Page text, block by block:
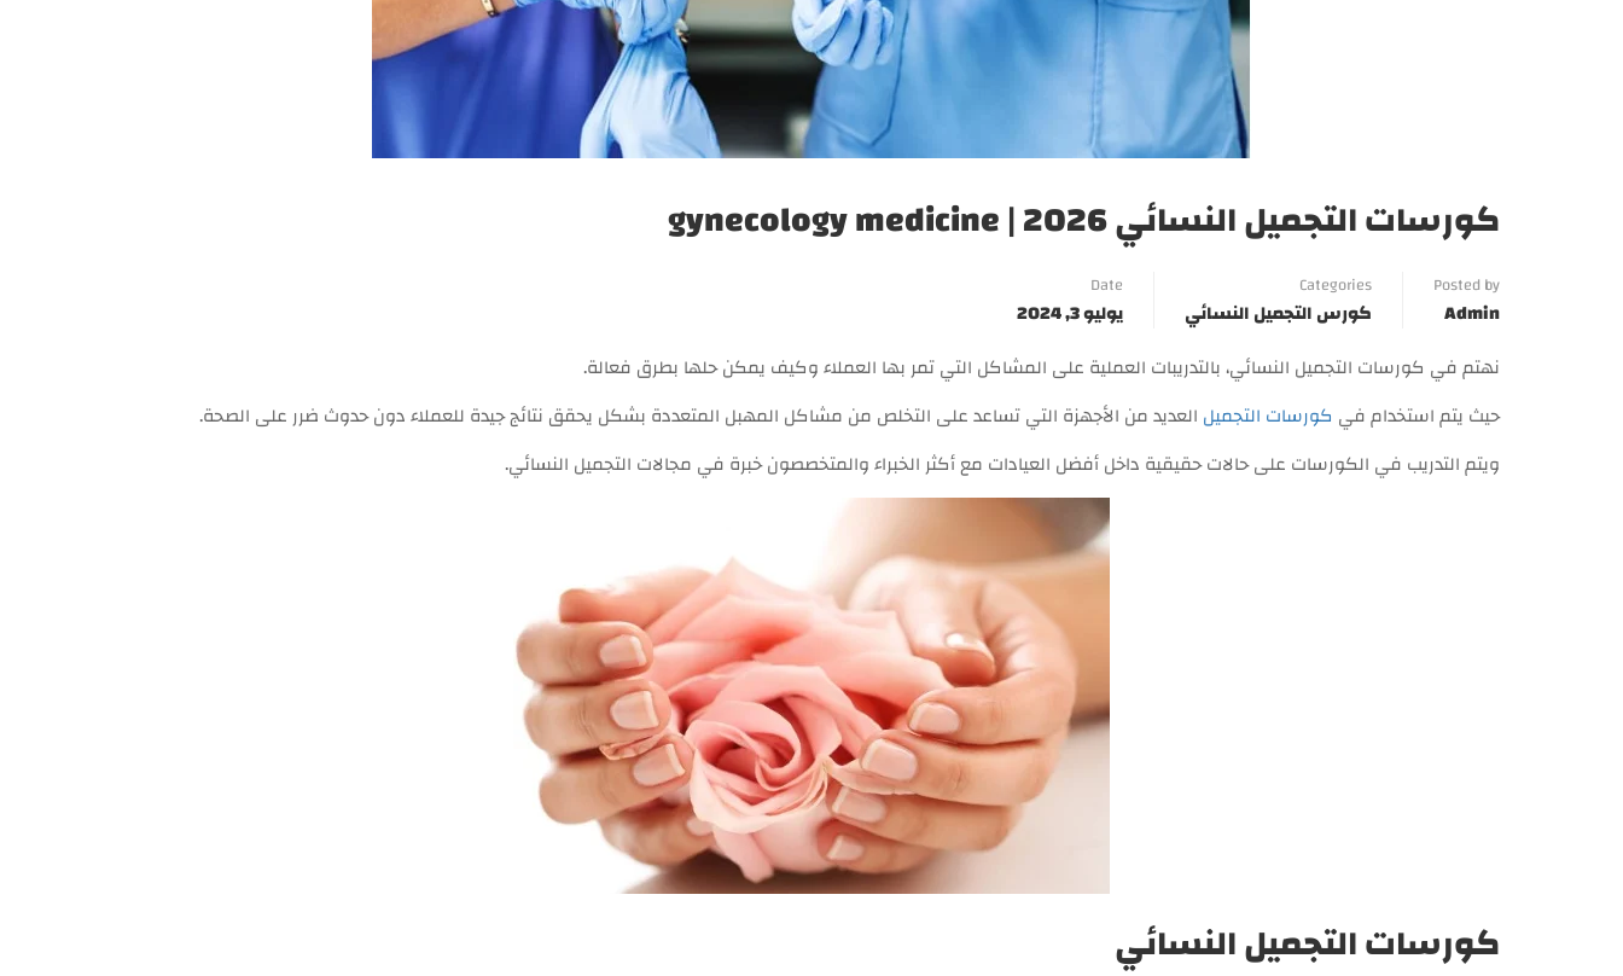
كورسات التجميل النسائي 2026 | gynecology medicine
Posted by
Admin
Categories
كورس التجميل النسائي
Date
يوليو 3, 2024
نهتم في كورسات التجميل النسائي، بالتدريبات العملية على المشاكل التي تمر بها العملاء وكيف يمكن حلها بطرق فعالة.
حيث يتم استخدام في كورسات التجميل العديد من الأجهزة التي تساعد على التخلص من مشاكل المهبل المتعددة بشكل يحقق نتائج جيدة للعملاء دون حدوث ضرر على الصحة.
ويتم التدريب في الكورسات على حالات حقيقية داخل أفضل العيادات مع أكثر الخبراء والمتخصصون خبرة في مجالات التجميل النسائي.
كورسات التجميل النسائي